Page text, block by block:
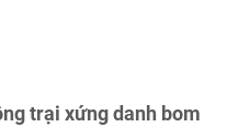
trại xứng danh bom